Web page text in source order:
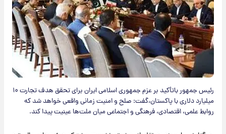
رئیس جمهور باتأکید بر عزم جمهوری اسلامی ایران برای تحقق هدف تجارت ۱۰
میلیارد دلاری با پاکستان،گفت: صلح و امنیت زمانی واقعی خواهد شد که
روابط علمی، اقتصادی، فرهنگی و اجتماعی میان ملت‌ها عینیت پیدا کند.